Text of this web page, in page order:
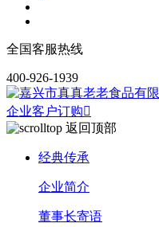
全国客服热线
400-926-1939
企业客户订购
返回顶部
经典传承
企业简介
董事长寄语